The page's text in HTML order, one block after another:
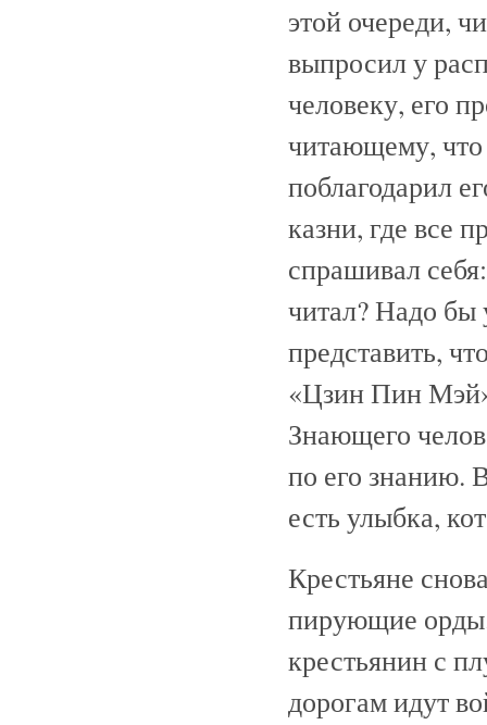
этой очереди,
выпросил у
человеку, его
читающему,
поблагодарил
казни, где все
спрашивал
читал? Надо бы
представить,
«Цзин Пин
Знающего
по его знанию.
есть улыбка,
Крестьяне
пирующие
крестьянин с
дорогам идут